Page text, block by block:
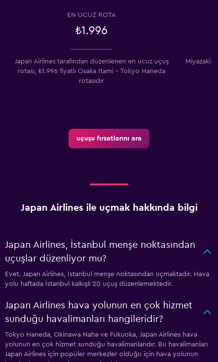
EN UCUZ ROTA
₺1.996
Japan Airlines tarafından düzenlenen en ucuz uçuş
rotası, ₺1.996 fiyatlı Osaka Itami - Tokyo Haneda
rotasıdır
Miyazaki
uçuşu fırsatlarını ara
Japan Airlines ile uçmak hakkında bilgi
Japan Airlines, İstanbul menşe noktasından
uçuşlar düzenliyor mu?
Evet. Japan Airlines, İstanbul menşe noktasından uçmaktadır. Hava
yolu haftada İstanbul kalkışlı 20 uçuş düzenlemektedir.
Japan Airlines hava yolunun en çok hizmet
sunduğu havalimanları hangileridir?
Tokyo Haneda, Okinawa Naha ve Fukuoka, Japan Airlines hava
yolunun en çok hizmet sunduğu havalimanlarıdır. Bu havalimanları
Japan Airlines için popüler merkezler olduğu için hava yolunun